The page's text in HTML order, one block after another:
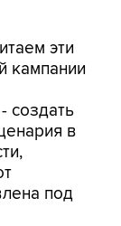
создать
в
под